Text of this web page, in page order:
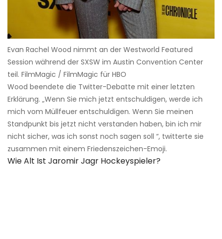
Evan Rachel Wood nimmt an der Westworld Featured
Session während der SXSW im Austin Convention Center
teil. FilmMagic / FilmMagic für HBO
Wood beendete die Twitter-Debatte mit einer letzten
Erklärung. „Wenn Sie mich jetzt entschuldigen, werde ich
mich vom Müllfeuer entschuldigen. Wenn Sie meinen
Standpunkt bis jetzt nicht verstanden haben, bin ich mir
nicht sicher, was ich sonst noch sagen soll “, twitterte sie
zusammen mit einem Friedenszeichen-Emoji.
Wie Alt Ist Jaromir Jagr Hockeyspieler?